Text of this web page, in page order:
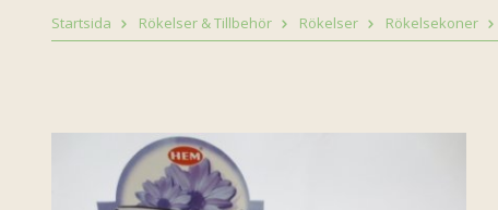
Startsida Rökelser & Tillbehör Rökelser Rökelsekoner